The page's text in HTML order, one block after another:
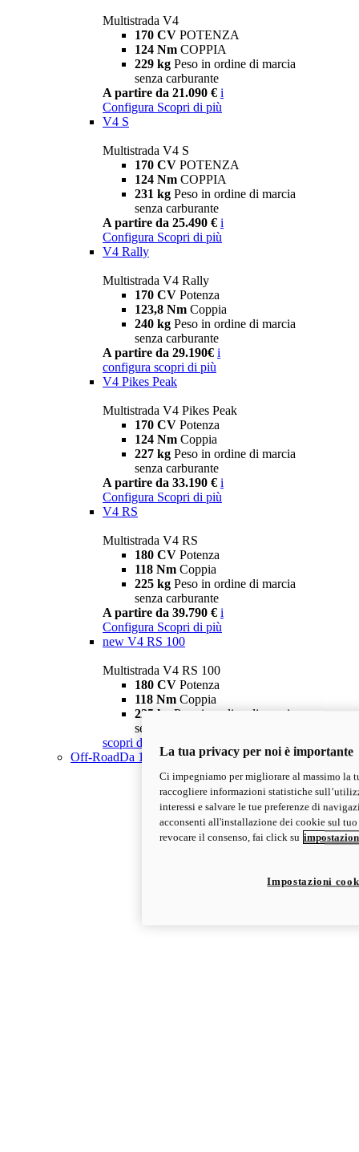
Multistrada V4
170 CV POTENZA
124 Nm COPPIA
229 kg Peso in ordine di marcia
senza carburante
A partire da 21.090 € i
Configura Scopri di più
V4 S
Multistrada V4 S
170 CV POTENZA
124 Nm COPPIA
231 kg Peso in ordine di marcia
senza carburante
A partire da 25.490 € i
Configura Scopri di più
V4 Rally
Multistrada V4 Rally
170 CV Potenza
123,8 Nm Coppia
240 kg Peso in ordine di marcia
senza carburante
A partire da 29.190€ i
configura scopri di più
V4 Pikes Peak
Multistrada V4 Pikes Peak
170 CV Potenza
124 Nm Coppia
227 kg Peso in ordine di marcia
senza carburante
A partire da 33.190 € i
Configura Scopri di più
V4 RS
Multistrada V4 RS
180 CV Potenza
118 Nm Coppia
225 kg Peso in ordine di marcia
senza carburante
A partire da 39.790 € i
Configura Scopri di più
new V4 RS 100
Multistrada V4 RS 100
180 CV Potenza
118 Nm Coppia
225 kg Peso in ordine di marcia
senza carburante
scopri di più
Off-RoadDa 11.790 €La tua privacy per noi è importante
Ci impegniamo per migliorare al massimo la
raccogliere informazioni statistiche
interessi e salvare le tue preferenze di
acconsenti all'installazione dei cookie sul
revocare il consenso, fai click su
Impostazioni